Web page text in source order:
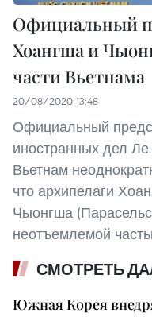
Официальный
Хоангша и
части Вьетнама
20/08/2020 13:48
Официальный
иностранных дел Ле
Вьетнам
что архипелаги
Чыонгша
неотъемлемой
СМОТРЕТЬ
Южная Корея